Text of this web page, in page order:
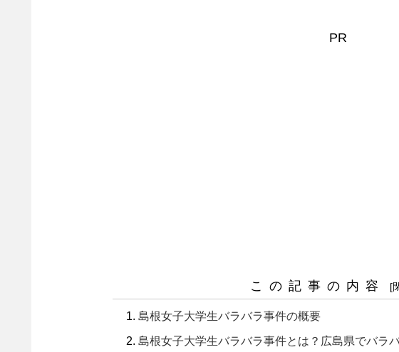
PR
この記事の内容
島根女子大学生バラバラ事件の概要
島根女子大学生バラバラ事件とは？広島県でバラ